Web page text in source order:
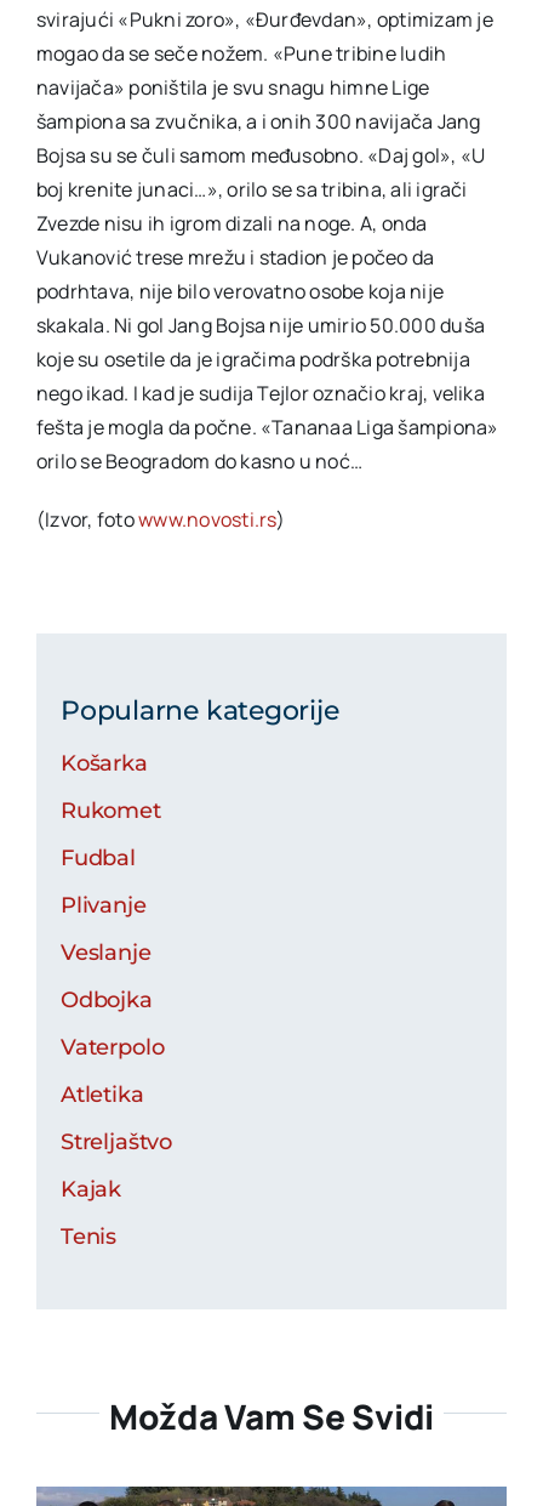
svirajući «Pukni zoro», «Đurđevdan», optimizam je
mogao da se seče nožem. «Pune tribine ludih
navijača» poništila je svu snagu himne Lige
šampiona sa zvučnika, a i onih 300 navijača Jang
Bojsa su se čuli samom međusobno. «Daj gol», «U
boj krenite junaci…», orilo se sa tribina, ali igrači
Zvezde nisu ih igrom dizali na noge. A, onda
Vukanović trese mrežu i stadion je počeo da
podrhtava, nije bilo verovatno osobe koja nije
skakala. Ni gol Jang Bojsa nije umirio 50.000 duša
koje su osetile da je igračima podrška potrebnija
nego ikad. I kad je sudija Tejlor označio kraj, velika
fešta je mogla da počne. «Tananaa Liga šampiona»
orilo se Beogradom do kasno u noć…
(Izvor, fotowww.novosti.rs)
Popularne kategorije
Košarka
Rukomet
Fudbal
Plivanje
Veslanje
Odbojka
Vaterpolo
Atletika
Streljaštvo
Kajak
Tenis
Možda Vam Se Svidi